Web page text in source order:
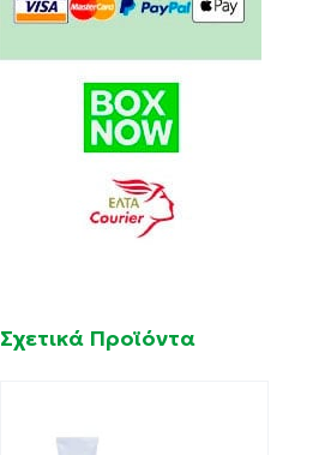
Σχετικά Προϊόντα